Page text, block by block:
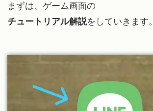
まずは、ゲーム画面の
チュートリアル解説をしていきます。